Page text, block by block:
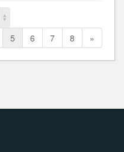
5 6 7 8 »